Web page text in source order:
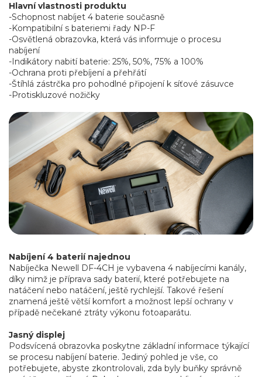
Hlavní vlastnosti produktu
-Schopnost nabíjet 4 baterie současně
-Kompatibilní s bateriemi řady NP-F
-Osvětlená obrazovka, která vás informuje o procesu
nabíjení
-Indikátory nabití baterie: 25%, 50%, 75% a 100%
-Ochrana proti přebíjení a přehřátí
-Štíhlá zástrčka pro pohodlné připojení k síťové zásuvce
-Protiskluzové nožičky
Nabíjení 4 baterií najednou
Nabíječka Newell DF-4CH je vybavena 4 nabíjecími kanály,
díky nimž je příprava sady baterií, které potřebujete na
natáčení nebo natáčení, ještě rychlejší. Takové řešení
znamená ještě větší komfort a možnost lepší ochrany v
případě nečekané ztráty výkonu fotoaparátu.
Jasný displej
Podsvícená obrazovka poskytne základní informace týkající
se procesu nabíjení baterie. Jediný pohled je vše, co
potřebujete, abyste zkontrolovali, zda byly buňky správně